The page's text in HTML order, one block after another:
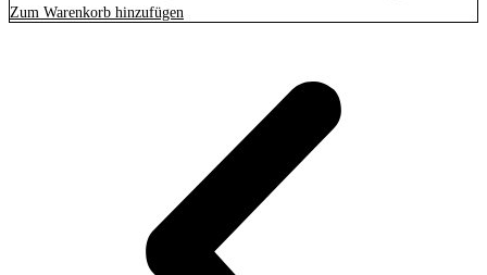
Zum Warenkorb hinzufügen